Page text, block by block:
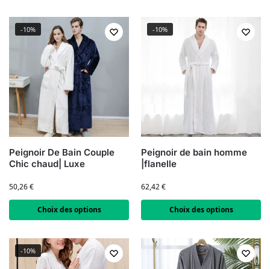
-10%
Peignoir De Bain Couple
Chic chaud| Luxe
50,26€
Choix des options
-10%
Peignoir de bain homme
|flanelle
62,42€
Choix des options
-10%